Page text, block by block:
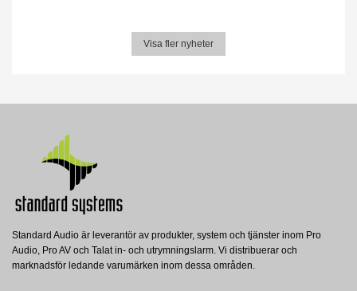
Visa fler nyheter
Standard Audio är leverantör av produkter, system och tjänster inom Pro
Audio, Pro AV och Talat in- och utrymningslarm. Vi distribuerar och
marknadsför ledande varumärken inom dessa områden.